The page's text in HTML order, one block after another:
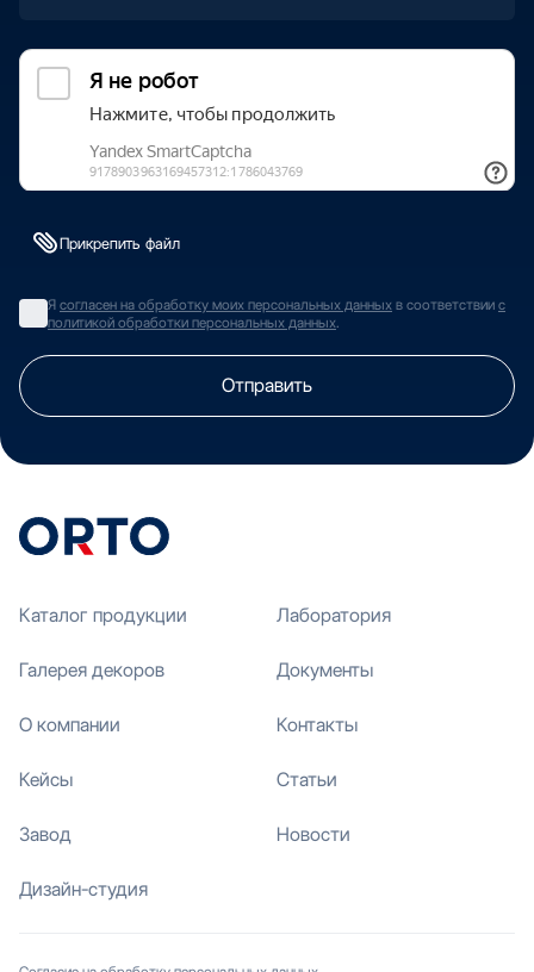
Прикрепить файл
Я согласен на обработку моих персональных данных в соответствии с
политикой обработки персональных данных.
Отправить
Каталог продукции
Галерея декоров
О компании
Кейсы
Завод
Дизайн-студия
Лаборатория
Документы
Контакты
Статьи
Новости